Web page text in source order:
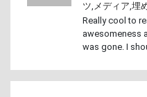
ツ, メディア,埋
Really cool to
awesomeness
was gone. I